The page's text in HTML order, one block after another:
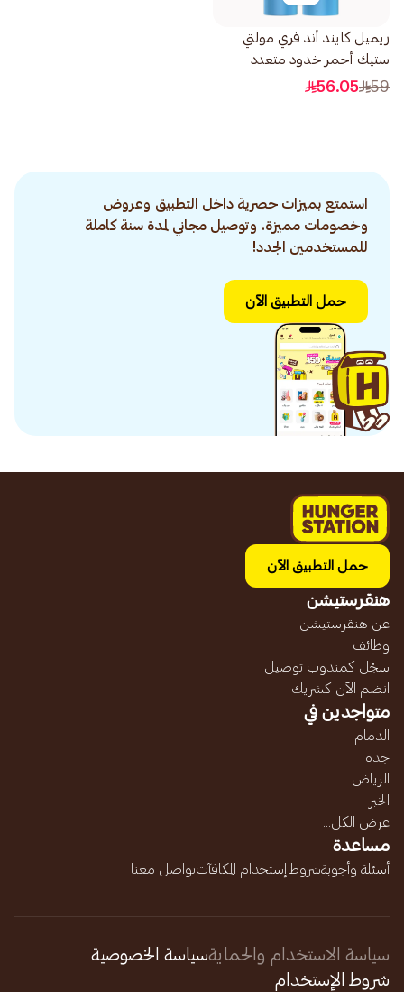
ريميل كايند أند فري مولتي
ستيك أحمر خدود متعدد
الألوان 003 بينك هيت 1قطعة
59
56.05
استمتع بميزات حصرية داخل التطبيق وعروض
وخصومات مميزة. وتوصيل مجاني لمدة سنة كاملة
للمستخدمين الجدد!
حمل التطبيق الآن
حمل التطبيق الآن
هنقرستيشن
عن هنقرستيشن
وظائف
سجّل كمندوب توصيل
انضم الآن كشريك
متواجدين في
الدمام
جده
الرياض
الخبر
عرض الكل...
مساعدة
أسئلة وأجوبةشروط إستخدام المكافآتتواصل معنا
سياسة الاستخدام والحمايةسياسة الخصوصية
شروط الإستخدام